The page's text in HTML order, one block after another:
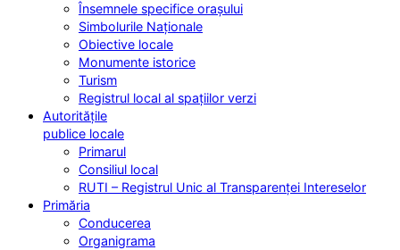
Însemnele specifice orașului
Simbolurile Naționale
Obiective locale
Monumente istorice
Turism
Registrul local al spațiilor verzi
Autoritățile
publice locale
Primarul
Consiliul local
RUTI – Registrul Unic al Transparenței Intereselor
Primăria
Conducerea
Organigrama